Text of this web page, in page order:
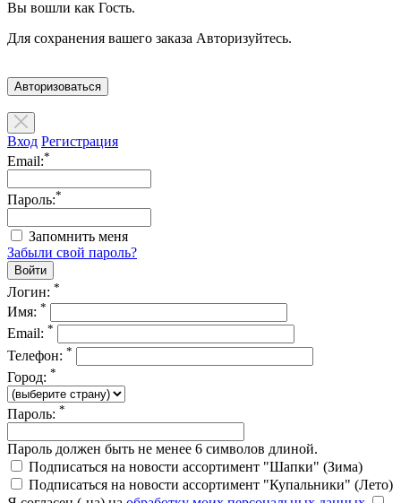
Вы вошли как Гость.
Для сохранения вашего заказа Авторизуйтесь.
Авторизоваться
Вход Регистрация
Email:*
Пароль:*
Запомнить меня
Забыли свой пароль?
Логин: *
Имя: *
Email: *
Телефон: *
Город: *
Пароль: *
Пароль должен быть не менее 6 символов длиной.
Подписаться на новости ассортимент "Шапки" (Зима)
Подписаться на новости ассортимент "Купальники" (Лето)